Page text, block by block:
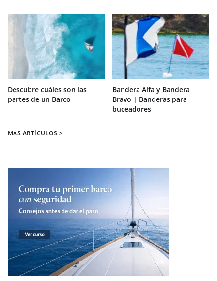
Descubre cuáles son las
partes de un Barco
Bandera Alfa y Bandera
Bravo | Banderas para
buceadores
MÁS ARTÍCULOS >